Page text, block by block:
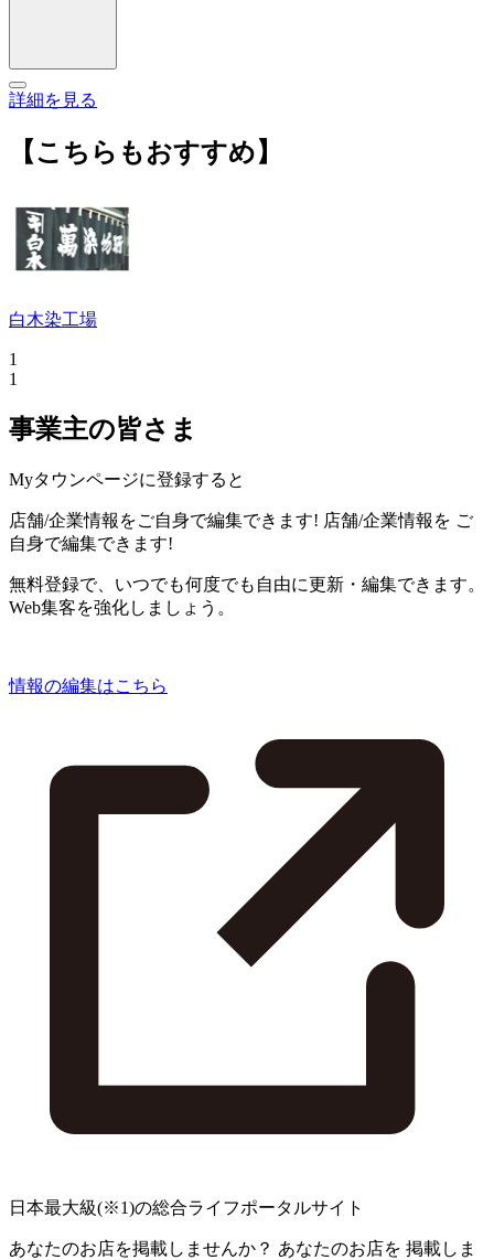
詳細を見る
【こちらもおすすめ】
白木染工場
1
1
事業主の皆さま
Myタウンページに登録すると
店舗/企業情報をご自身で編集できます! 店舗/企業情報を ご
自身で編集できます!
無料登録で、いつでも何度でも自由に更新・編集できます。
Web集客を強化しましょう。
情報の編集はこちら
日本最大級(※1)の総合ライフポータルサイト
あなたのお店を掲載しませんか？ あなたのお店を 掲載しま